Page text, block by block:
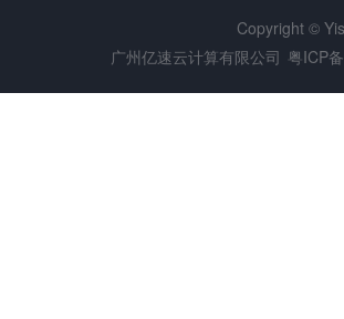
Copyright ©
广州亿速云计算有限公司 粤ICP